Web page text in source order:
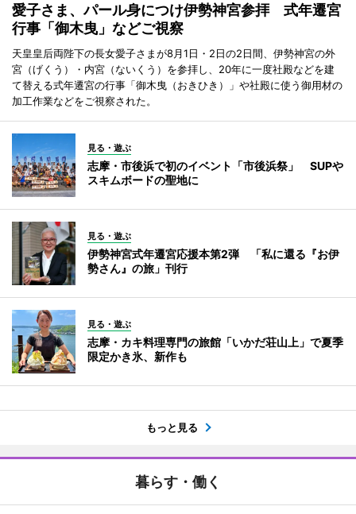
愛子さま、パール身につけ伊勢神宮参拝 式年遷宮
行事「御木曳」などご視察
天皇皇后両陛下の長女愛子さまが8月1日・2日の2日間、伊勢神宮の外
宮（げくう）・内宮（ないくう）を参拝し、20年に一度社殿などを建
て替える式年遷宮の行事「御木曳（おきひき）」や社殿に使う御用材の
加工作業などをご視察された。
見る・遊ぶ
志摩・市後浜で初のイベント「市後浜祭」 SUPや
スキムボードの聖地に
見る・遊ぶ
伊勢神宮式年遷宮応援本第2弾 「私に還る『お伊
勢さん』の旅」刊行
見る・遊ぶ
志摩・カキ料理専門の旅館「いかだ荘山上」で夏季
限定かき氷、新作も
もっと見る
暮らす・働く